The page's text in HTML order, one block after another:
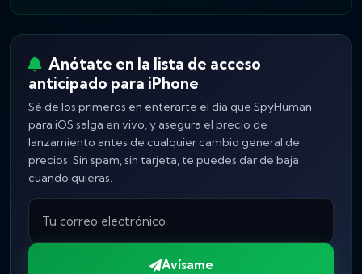
Anótate en la lista de acceso
anticipado para iPhone
Sé de los primeros en enterarte el día que SpyHuman
para iOS salga en vivo, y asegura el precio de
lanzamiento antes de cualquier cambio general de
precios. Sin spam, sin tarjeta, te puedes dar de baja
cuando quieras.
Avísame